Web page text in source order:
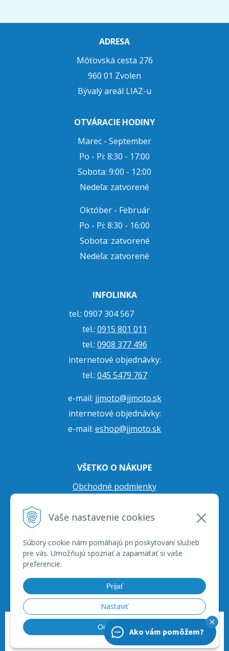
Vaše nastavenie cookies
Súbory cookie nám pomáhajú pri poskytovaní služieb
pre vás. Umožňujú spoznať a zapamätať si vaše
preferencie.
Prijať
Nastaviť
Odmietnuť
ADRESA
Môťovská cesta 276
960 01 Zvolen
Bývalý areál LIAZ-u
OTVÁRACIE HODINY
Marec - September
Po - Pi: 8:30 - 17:00
Sobota: 9:00 - 12:00
Nedeľa: zatvorené
Október - Február
Po - Pi: 8:30 - 16:00
Sobota: zatvorené
Nedeľa: zatvorené
INFOLINKA
tel.: 0907 304 567
tel.: 0915 801 011
tel.: 0908 377 496
internetové objednávky:
tel.: 045 5479 767
e-mail: jjmoto@jjmoto.sk
internetové objednávky:
e-mail: eshop@jjmoto.sk
VŠETKO O NÁKUPE
Obchodné podmienky
Prepravné podmienky
© 2026 JJ Moto - skútre, štvorkolky, moto príslušenstvo, ich servis. •
tvorba
webhosting
Ako vám pomôžem?